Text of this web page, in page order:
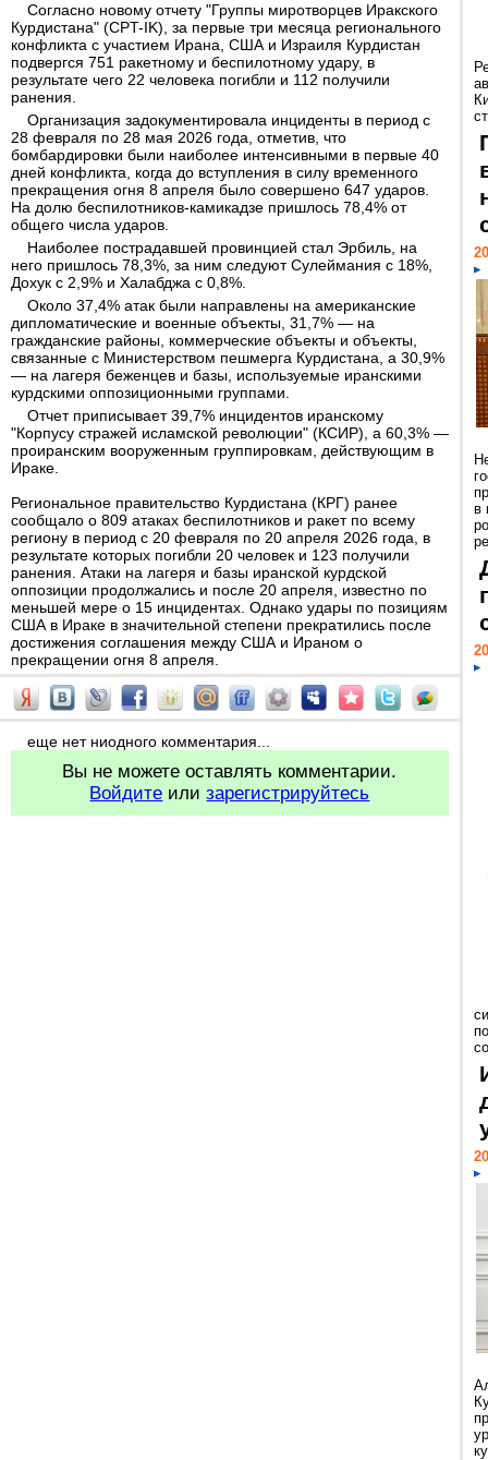
Согласно новому отчету "Группы миротворцев Иракского
Курдистана" (CPT-IK), за первые три месяца регионального
конфликта с участием Ирана, США и Израиля Курдистан
подвергся 751 ракетному и беспилотному удару, в
результате чего 22 человека погибли и 112 получили
ранения.
Организация задокументировала инциденты в период с
28 февраля по 28 мая 2026 года, отметив, что
бомбардировки были наиболее интенсивными в первые 40
дней конфликта, когда до вступления в силу временного
прекращения огня 8 апреля было совершено 647 ударов.
На долю беспилотников-камикадзе пришлось 78,4% от
общего числа ударов.
Наиболее пострадавшей провинцией стал Эрбиль, на
него пришлось 78,3%, за ним следуют Сулеймания с 18%,
Дохук с 2,9% и Халабджа с 0,8%.
Около 37,4% атак были направлены на американские
дипломатические и военные объекты, 31,7% — на
гражданские районы, коммерческие объекты и объекты,
связанные с Министерством пешмерга Курдистана, а 30,9%
— на лагеря беженцев и базы, используемые иранскими
курдскими оппозиционными группами.
Отчет приписывает 39,7% инцидентов иранскому
"Корпусу стражей исламской революции" (КСИР), а 60,3% —
проиранским вооруженным группировкам, действующим в
Ираке.
Региональное правительство Курдистана (КРГ) ранее
сообщало о 809 атаках беспилотников и ракет по всему
региону в период с 20 февраля по 20 апреля 2026 года, в
результате которых погибли 20 человек и 123 получили
ранения. Атаки на лагеря и базы иранской курдской
оппозиции продолжались и после 20 апреля, известно по
меньшей мере о 15 инцидентах. Однако удары по позициям
США в Ираке в значительной степени прекратились после
достижения соглашения между США и Ираном о
прекращении огня 8 апреля.
еще нет ниодного комментария...
Вы не можете оставлять комментарии.
Войдите илизарегистрируйтесь
в